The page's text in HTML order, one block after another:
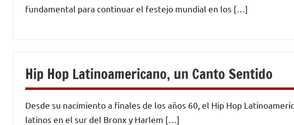
fundamental para continuar el festejo mundial en los […]
Hip Hop Latinoamericano, un Canto Sentido
Desde su nacimiento a finales de los años 60, el Hip Hop
latinos en el sur del Bronx y Harlem […]